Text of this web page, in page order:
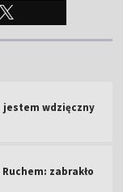
jestem wdzięczny
zabrakło